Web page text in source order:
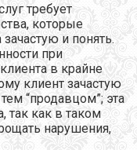
требует
которые
и понять.
при
в крайне
клиент зачастую
“продавцом”; эта
так как в таком
нарушения,